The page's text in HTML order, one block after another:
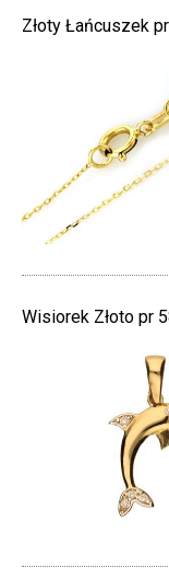
Złoty Łańcuszek
Wisiorek Złoto pr